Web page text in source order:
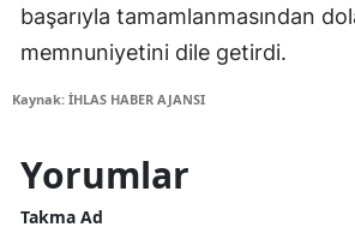
başarıyla tamamlanmasından
memnuniyetini dile getirdi.
Kaynak: İHLAS HABER AJANSI
Yorumlar
Takma Ad